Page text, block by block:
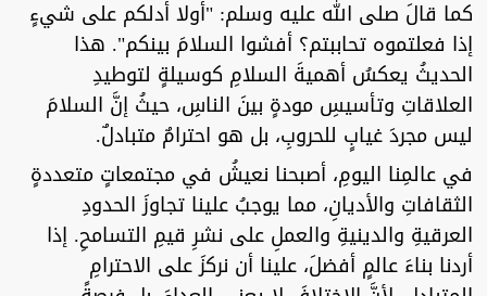
كما قالَ صلى الله عليه وسلم: "أولا أدلكم على شيءٍ
إذا فعلتموه تحاببتم؟ أفشوا السلامَ بينكم". هذا
الحديثُ يعكسُ أهميةَ السلامِ كوسيلةٍ لتوطيدِ
العلاقاتِ وتأسيسِ مودةٍ بينَ الناسِ، حيثُ إنَّ السلامَ
ليس مجردَ غيابٍ للحروبِ، بل هو احترامٌ متبادلٌ.
في عالمِنا اليومِ، أصبحنا نعيشُ في مجتمعاتٍ متعددةٍ
الثقافاتِ والأديانِ، مما يوجبُ علينا تجاوزَ الحدودِ
العرقيةِ والدينيةِ والعملِ على نشرِ قيمِ التسامحِ. إذا
أردنا بناءَ عالمٍ أفضلَ، علينا أن نركزَ على الاحترامِ